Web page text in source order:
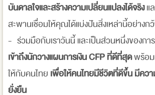
บันดาลใจและสร้างความเปลี่ยนแปลงได้จริงแ
สะพานเชื่อมให้คุณได้แบ่งปันสิ่งเหล่านี้อย่างก
- ร่วมมือกับเราวันนี้ และเป็นส่วนหนึ่งของการ
เข้าถึงนักวางแผนการเงิน CFP ที่ดีที่สุดพร้อม
ให้กับคนไทย เพื่อให้คนไทยมีชีวิตที่ดีขึ้น มีควา
ยั่งยืน